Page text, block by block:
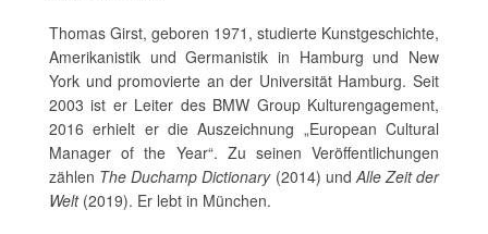
Thomas Girst, geboren 1971, studierte Kunstgeschichte,
Amerikanistik und Germanistik in Hamburg und New
York und promovierte an der Universität Hamburg. Seit
2003 ist er Leiter des BMW Group Kulturengagement,
2016 erhielt er die Auszeichnung „European Cultural
Manager of the Year“. Zu seinen Veröffentlichungen
zählen The Duchamp Dictionary(2014) undAlle Zeit der
Welt(2019). Er lebt in München.